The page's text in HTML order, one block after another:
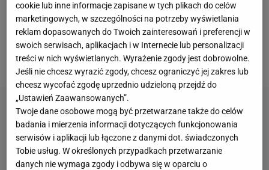
Dreyfuss, ówczesny szef Adidasa, który podczas
walki o organizację mundialu 2006 miał pożyczyć
działaczom z Niemiec 10,7 mln franków, czyli 13 mln
ówczesnych marek, na łapówki.
cookie lub inne informacje zapisane w tych plikach do celów
marketingowych, w szczególności na potrzeby wyświetlania
reklam dopasowanych do Twoich zainteresowań i preferencji w
swoich serwisach, aplikacjach i w Internecie lub personalizacji
treści w nich wyświetlanych. Wyrażenie zgody jest dobrowolne.
Jeśli nie chcesz wyrazić zgody, chcesz ograniczyć jej zakres lub
chcesz wycofać zgodę uprzednio udzieloną przejdź do
„Ustawień Zaawansowanych”.
Twoje dane osobowe mogą być przetwarzane także do celów
badania i mierzenia informacji dotyczących funkcjonowania
serwisów i aplikacji lub łączone z danymi dot. świadczonych
Tobie usług. W określonych przypadkach przetwarzanie
danych nie wymaga zgody i odbywa się w oparciu o